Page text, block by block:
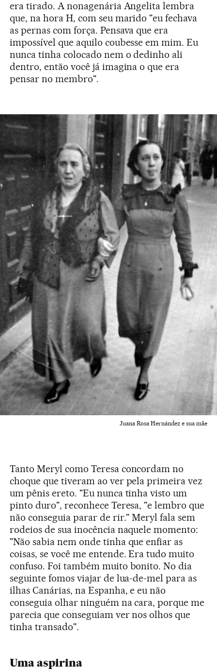
era tirado. A nonagenária Angelita lembra
que, na hora H, com seu marido "eu fechava
as pernas com força. Pensava que era
impossível que aquilo coubesse em mim. Eu
nunca tinha colocado nem o dedinho ali
dentro, então você já imagina o que era
pensar no membro".
Juana Rosa Hernández e sua mãe
Tanto Meryl como Teresa concordam no
choque que tiveram ao ver pela primeira vez
um pênis ereto. "Eu nunca tinha visto um
pinto duro", reconhece Teresa, "e lembro que
não conseguia parar de rir." Meryl fala sem
rodeios de sua inocência naquele momento:
"Não sabia nem onde tinha que enfiar as
coisas, se você me entende. Era tudo muito
confuso. Foi também muito bonito. No dia
seguinte fomos viajar de lua-de-mel para as
ilhas Canárias, na Espanha, e eu não
conseguia olhar ninguém na cara, porque me
parecia que conseguiam ver nos olhos que
tinha transado".
Uma aspirina